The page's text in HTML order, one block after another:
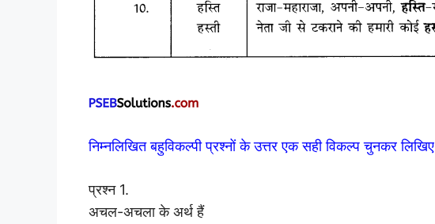
निम्नलिखित बहुविकल्पी प्रश्नों के उत्तर एक सही विकल्प चुनकर लिखिए
प्रश्न 1.
अचल-अचला के अर्थ हैं